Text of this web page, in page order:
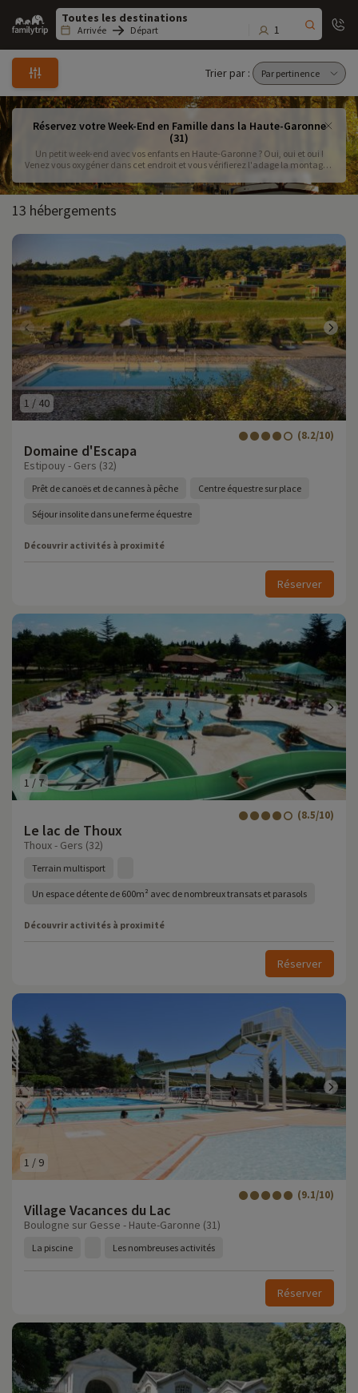
Family
trip
Arrivée Départ 1
Trier par :
Réservez votre Week-End en Famille dans la Haute-Garonne
(31)
Un petit week-end avec vos enfants en Haute-Garonne ? Oui, oui et oui !
Venez vous oxygéner dans cet endroit et vous vérifierez l'adage la montagne
13 hébergements
1 / 40
Domaine d'Escapa
(8.2/10)
Estipouy - Gers (32)
Prêt de canoës et de cannes à pêche Centre équestre sur place
Séjour insolite dans une ferme équestre
Découvrir activités à proximité
Réserver
1/ 7
Le lac de Thoux
(8.5/10)
Thoux - Gers (32)
Terrain multisport
Un espace détente de 600m² avec de nombreux transats et parasols
Découvrir activités à proximité
Réserver
1 / 9
Village Vacances du Lac
(9.1/10)
Boulogne sur Gesse - Haute-Garonne (31)
La piscine Les nombreuses activités
Réserver